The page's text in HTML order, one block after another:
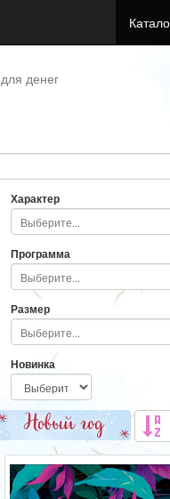
денег
Характер
Программа
Размер
Новинка